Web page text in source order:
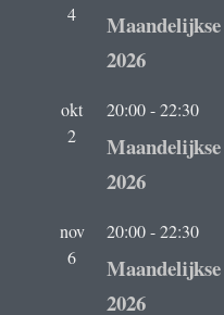
4
2026
okt
2
20:00-22:30
2026
nov
6
20:00-22:30
2026